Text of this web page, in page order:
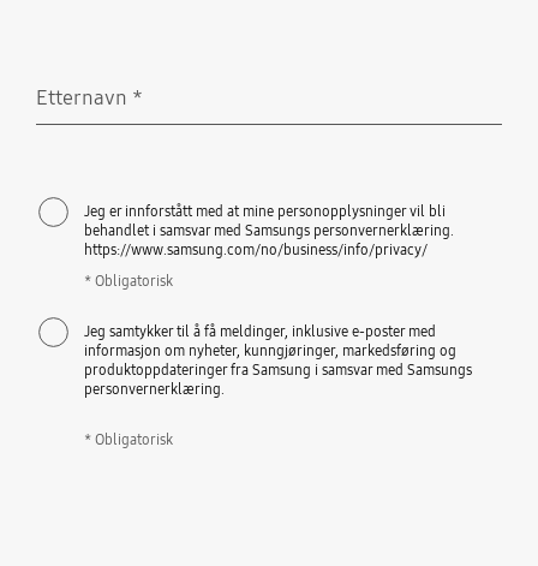
Etternavn *
Jeg er innforstått med at mine personopplysninger vil bli
behandlet i samsvar med Samsungs personvernerklæring.
https://www.samsung.com/no/business/info/privacy/
* Obligatorisk
Jeg samtykker til å få meldinger, inklusive e-poster med
informasjon om nyheter, kunngjøringer, markedsføring og
produktoppdateringer fra Samsung i samsvar med Samsungs
personvernerklæring.
* Obligatorisk